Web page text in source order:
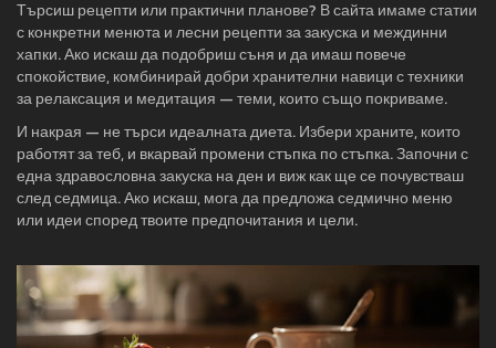
Търсиш рецепти или практични планове? В сайта имаме статии
с конкретни менюта и лесни рецепти за закуска и междинни
хапки. Ако искаш да подобриш съня и да имаш повече
спокойствие, комбинирай добри хранителни навици с техники
за релаксация и медитация — теми, които също покриваме.
И накрая — не търси идеалната диета. Избери храните, които
работят за теб, и вкарвай промени стъпка по стъпка. Започни с
една здравословна закуска на ден и виж как ще се почувстваш
след седмица. Ако искаш, мога да предложа седмично меню
или идеи според твоите предпочитания и цели.